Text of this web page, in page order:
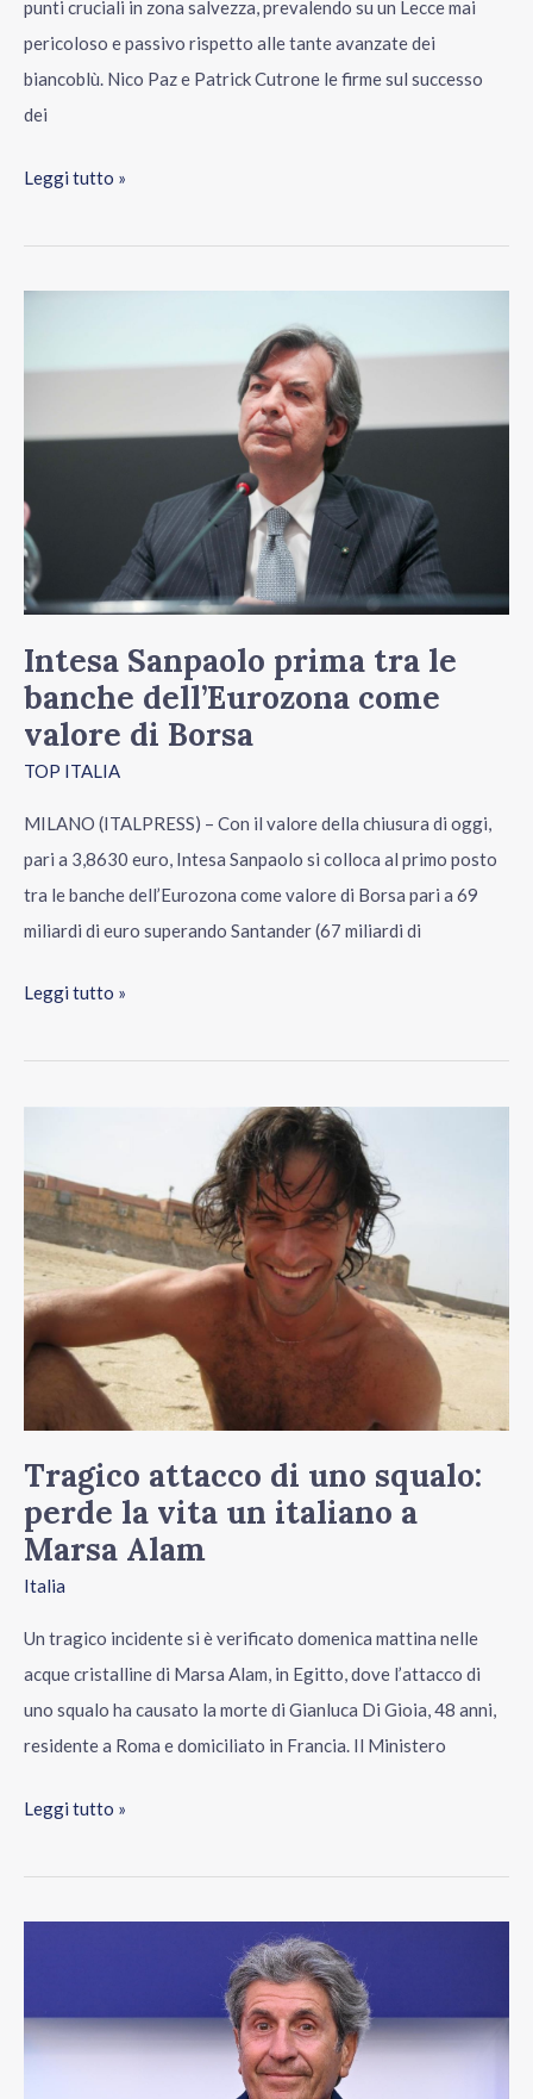
punti cruciali in zona salvezza, prevalendo su un Lecce mai
pericoloso e passivo rispetto alle tante avanzate dei
biancoblù. Nico Paz e Patrick Cutrone le firme sul successo
dei
Leggi tutto »
Intesa Sanpaolo prima tra le
banche dell’Eurozona come
valore di Borsa
TOP ITALIA
MILANO (ITALPRESS) – Con il valore della chiusura di oggi,
pari a 3,8630 euro, Intesa Sanpaolo si colloca al primo posto
tra le banche dell’Eurozona come valore di Borsa pari a 69
miliardi di euro superando Santander (67 miliardi di
dell’Eurozona
come
valore
Borsa
Leggi tutto »
Tragico attacco di uno squalo:
perde la vita un italiano a
Marsa Alam
Italia
Un tragico incidente si è verificato domenica mattina nelle
acque cristalline di Marsa Alam, in Egitto, dove l’attacco di
uno squalo ha causato la morte di Gianluca Di Gioia, 48 anni,
residente a Roma e domiciliato in Francia. Il Ministero
di
uno
squalo:
perde
la
a
Marsa
Alam
Leggi tutto »
Gianni